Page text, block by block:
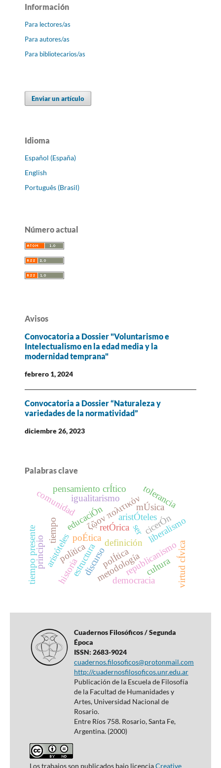
Información
Para lectores/as
Para autores/as
Para bibliotecarios/as
Enviar un artículo
Idioma
Español (España)
English
Português (Brasil)
Número actual
Avisos
Convocatoria a Dossier "Voluntarismo e
Intelectualismo en la edad media y la
modernidad temprana"
febrero 1, 2024
Convocatoria a Dossier “Naturaleza y
variedades de la normatividad”
diciembre 26, 2023
Palabras clave
polÍtica
poÉtica
educaciÓn mÚsica
aristÓteles
aristótelespolítica
principio definición
estructurametodología
ζῷον πολιτικόν
comunidad
republicanismovirtud cÍvica
cicerÓn
igualitarismo
liberalismo
tolerancia
pensamiento crÍtico
democracia
discurso
historia
tiempo
tiempo presente retÓrica
cultura
ser
Cuadernos Filosóficos / Segunda
Época
ISSN: 2683-9024
cuadernos.filosoficos@protonmail.com
http://cuadernosfilosoficos.unr.edu.ar
Publicación de la Escuela de Filosofía
de la Facultad de Humanidades y
Artes, Universidad Nacional de
Rosario.
Entre Ríos 758. Rosario, Santa Fe,
Argentina. (2000)
Los trabajos son publicados bajo licenciaCreative